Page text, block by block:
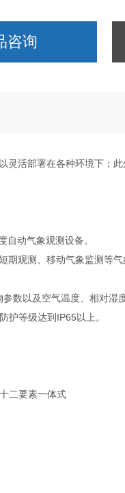
咨询
灵活部署在各种环境下；
动气象观测设备。
观测、移动气象监测等
数以及空气温度、相对湿
护等级达到IP65以上。
二要素一体式